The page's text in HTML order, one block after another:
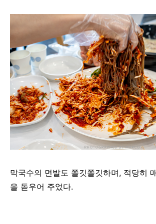
막국수의 면발도 쫄깃쫄깃하며, 적당히
을 돋우어 주었다.